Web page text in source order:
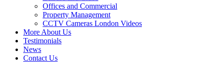
Offices and Commercial
Property Management
CCTV Cameras London Videos
More About Us
Testimonials
News
Contact Us